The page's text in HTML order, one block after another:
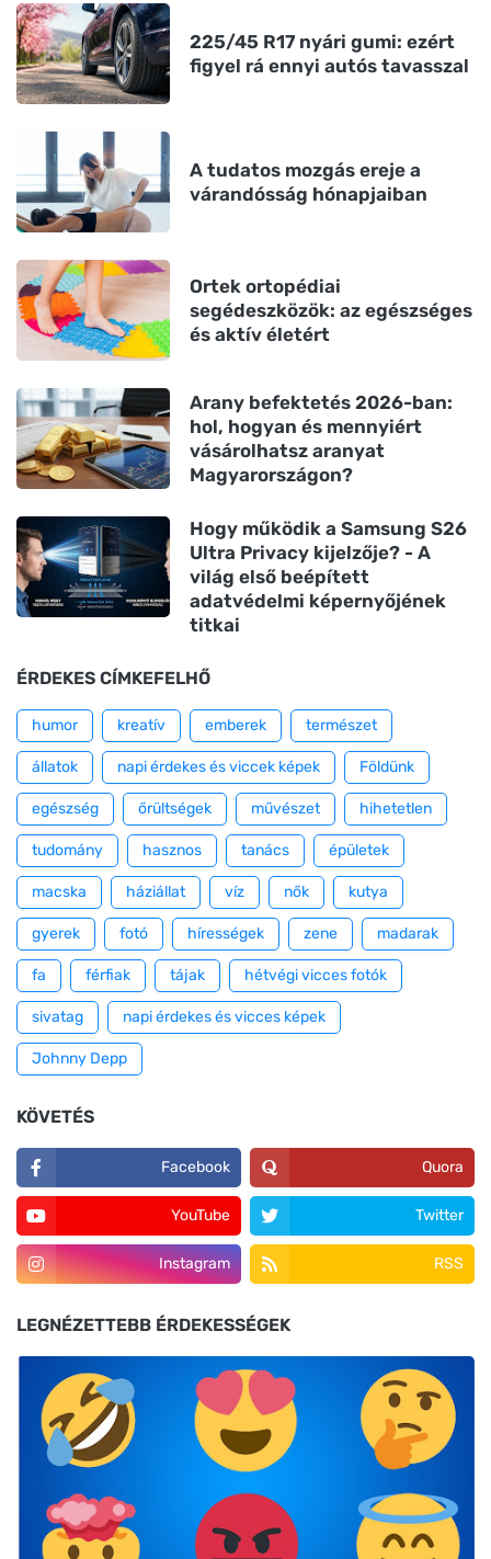
225/45 R17 nyári gumi: ezért
figyel rá ennyi autós tavasszal
A tudatos mozgás ereje a
várandósság hónapjaiban
Ortek ortopédiai
segédeszközök: az egészséges
és aktív életért
Arany befektetés 2026-ban:
hol, hogyan és mennyiért
vásárolhatsz aranyat
Magyarországon?
Hogy működik a Samsung S26
Ultra Privacy kijelzője? - A
világ első beépített
adatvédelmi képernyőjének
titkai
ÉRDEKES CÍMKEFELHŐ
humor kreatív emberek természet
állatok napi érdekes és viccek képek Földünk
egészség őrültségek művészet hihetetlen
tudomány hasznos tanács épületek
macska háziállat víz nők kutya
gyerek fotó hírességek zene madarak
fa férfiak tájak hétvégi vicces fotók
sivatag napi érdekes és vicces képek
Johnny Depp
KÖVETÉS
Facebook Quora
YouTube Twitter
Instagram RSS
LEGNÉZETTEBB ÉRDEKESSÉGEK